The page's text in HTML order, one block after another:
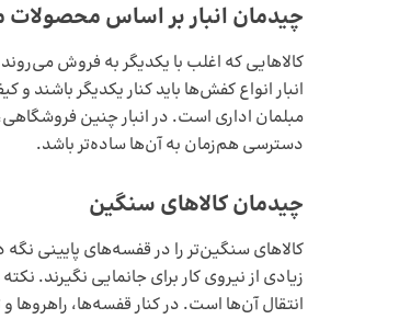
چیدمان انبار بر اساس محصولات
کالاهایی که اغلب با یکدیگر به فروش
انبار انواع کفش‌ها باید کنار یکدیگر باشند
مبلمان اداری است. در انبار چنین
دسترسی هم‌زمان به آن‌ها ساده‌تر باشد.
چیدمان کالاهای سنگین
کالاهای سنگین‌تر را در قفسه‌های پایینی نگه
زیادی از نیروی کار برای جانمایی نگیرند.
انتقال آن‌ها است. در کنار قفسه‌ها، راهروها